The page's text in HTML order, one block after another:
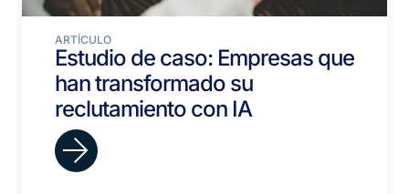
ARTÍCULO
Estudio de caso: Empresas que
han transformado su
reclutamiento con IA